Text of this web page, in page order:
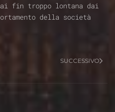
fin troppo lontana dai
della società
SUCCESSIVO